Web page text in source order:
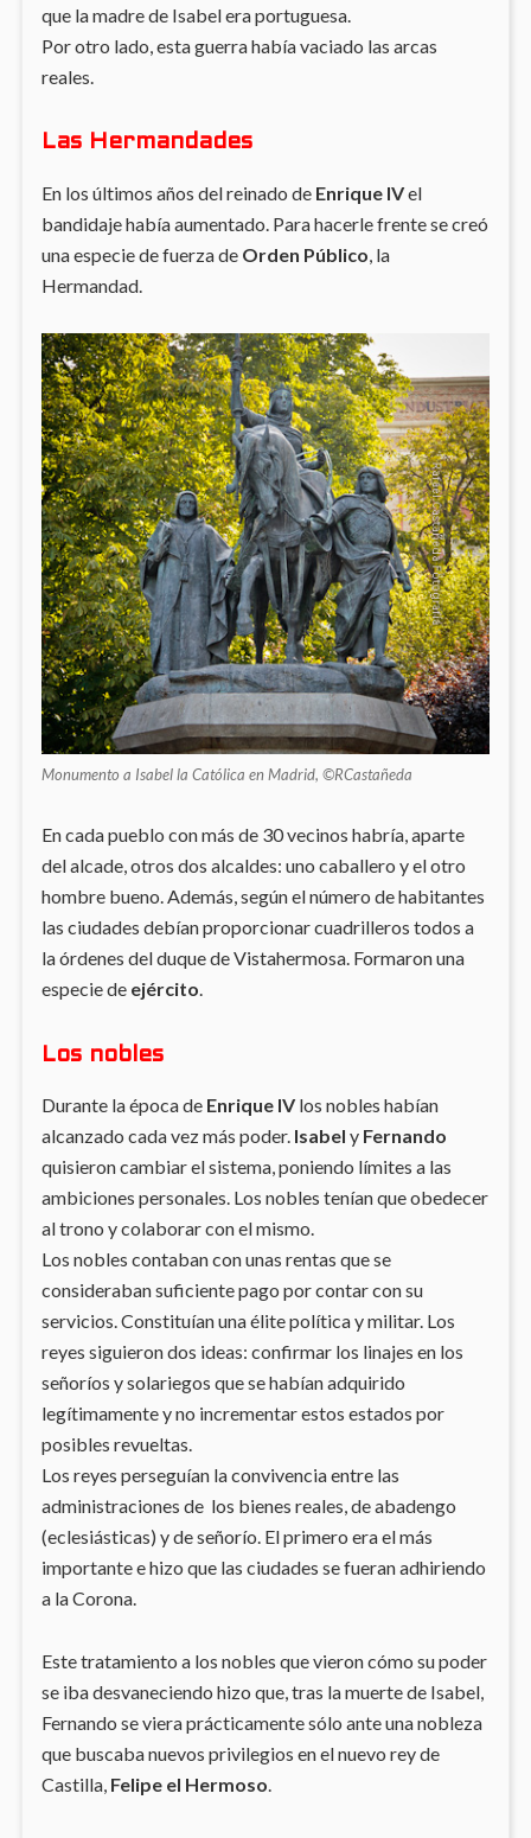
que la madre de Isabel era portuguesa.
Por otro lado, esta guerra había vaciado las arcas
reales.
Las Hermandades
En los últimos años del reinado de Enrique IVel
bandidaje había aumentado. Para hacerle frente se creó
una especie de fuerza deOrden Público, la
Hermandad.
Monumento a Isabel la Católica en Madrid, ©RCastañeda
En cada pueblo con más de 30 vecinos habría, aparte
del alcade, otros dos alcaldes: uno caballero y el otro
hombre bueno. Además, según el número de habitantes
las ciudades debían proporcionar cuadrilleros todos a
la órdenes del duque de Vistahermosa. Formaron una
especie de ejército.
Los nobles
Durante la época de Enrique IVlos nobles habían
alcanzado cada vez más poder. Isabel y Fernando
quisieron cambiar el sistema, poniendo límites a las
ambiciones personales. Los nobles tenían que obedecer
al trono y colaborar con el mismo.
Los nobles contaban con unas rentas que se
consideraban suficiente pago por contar con su
servicios. Constituían una élite política y militar. Los
reyes siguieron dos ideas: confirmar los linajes en los
señoríos y solariegos que se habían adquirido
legítimamente y no incrementar estos estados por
posibles revueltas.
Los reyes perseguían la convivencia entre las
administraciones de los bienes reales, de abadengo
(eclesiásticas) y de señorío. El primero era el más
importante e hizo que las ciudades se fueran adhiriendo
a la Corona.
Este tratamiento a los nobles que vieron cómo su poder
se iba desvaneciendo hizo que, tras la muerte de Isabel,
Fernando se viera prácticamente sólo ante una nobleza
que buscaba nuevos privilegios en el nuevo rey de
Castilla, Felipe el Hermoso.